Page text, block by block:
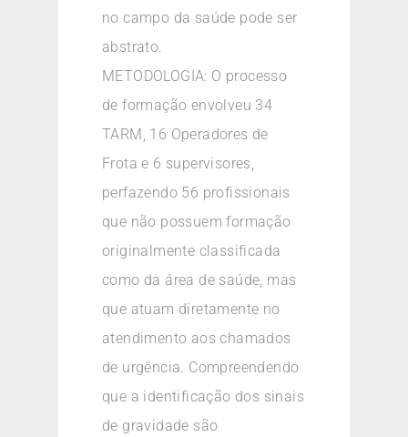
no campo da saúde pode ser
abstrato.
METODOLOGIA: O processo
de formação envolveu 34
TARM, 16 Operadores de
Frota e 6 supervisores,
perfazendo 56 profissionais
que não possuem formação
originalmente classificada
como da área de saúde, mas
que atuam diretamente no
atendimento aos chamados
de urgência. Compreendendo
que a identificação dos sinais
de gravidade são